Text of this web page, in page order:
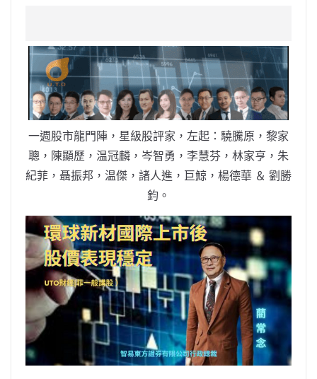
e
b
o
o
k
W
ei
b
o
s
A
p
p
h
at
er l y
Li
n
k
一週股市龍門陣，星級股評家，左起：驍騰原，黎家
聰，陳顯歷，温冠麟，岑智勇，李慧芬，林家亨，朱
紀菲，聶振邦，温傑，諸人進，巨鯨，楊德華 ＆ 劉勝
鈞。